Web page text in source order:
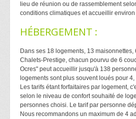
lieu de réunion ou de rassemblement
conditions climatiques et accueillir
HÉBERGEMENT :
Dans ses 18 logements, 13 maisonnettes,
Chalets-Prestige, chacun pourvu de 6
Ocres" peut accueillir jusqu'à 138
logements sont plus souvent loués pour
Les tarifs étant forfaitaires par logement,
selon le niveau de confort souhaité de
personnes choisi. Le tarif par personne
Nous recommandons un maximum de 4